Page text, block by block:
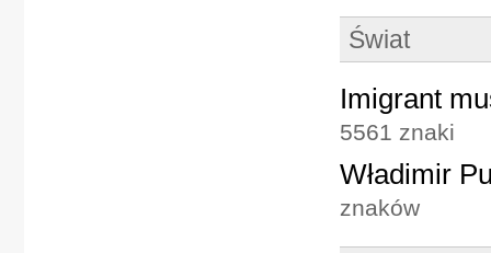
Świat
Imigrant
5561 znaki
Władimir
znaków